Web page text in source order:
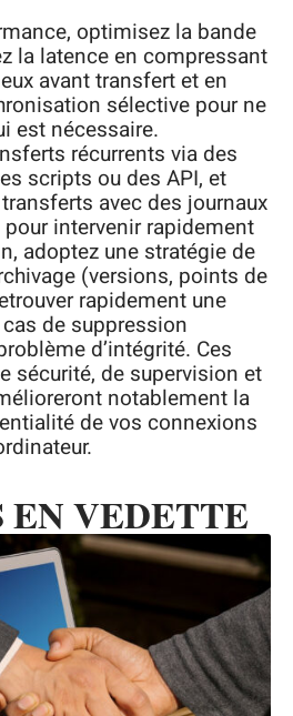
optimisez la bande
la latence en compressant
avant transfert et en
sélective pour ne
est nécessaire.
récurrents via des
scripts ou des API, et
avec des journaux
intervenir rapidement
adoptez une stratégie de
(versions, points de
rapidement une
de suppression
d’intégrité. Ces
sécurité, de supervision et
notablement la
de vos connexions
VEDETTE